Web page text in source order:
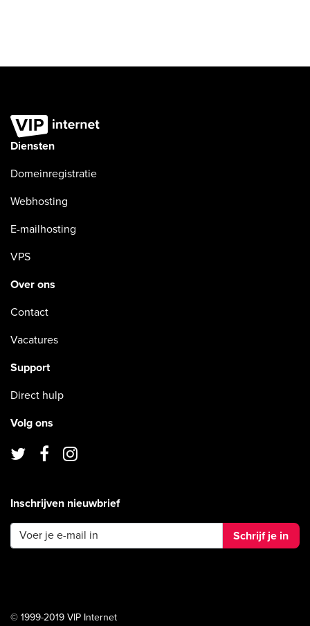
Diensten
Domeinregistratie
Webhosting
E-mailhosting
VPS
Over ons
Contact
Vacatures
Support
Direct hulp
Volg ons
Inschrijven nieuwbrief
Schrijf je in
© 1999-2019 VIP Internet